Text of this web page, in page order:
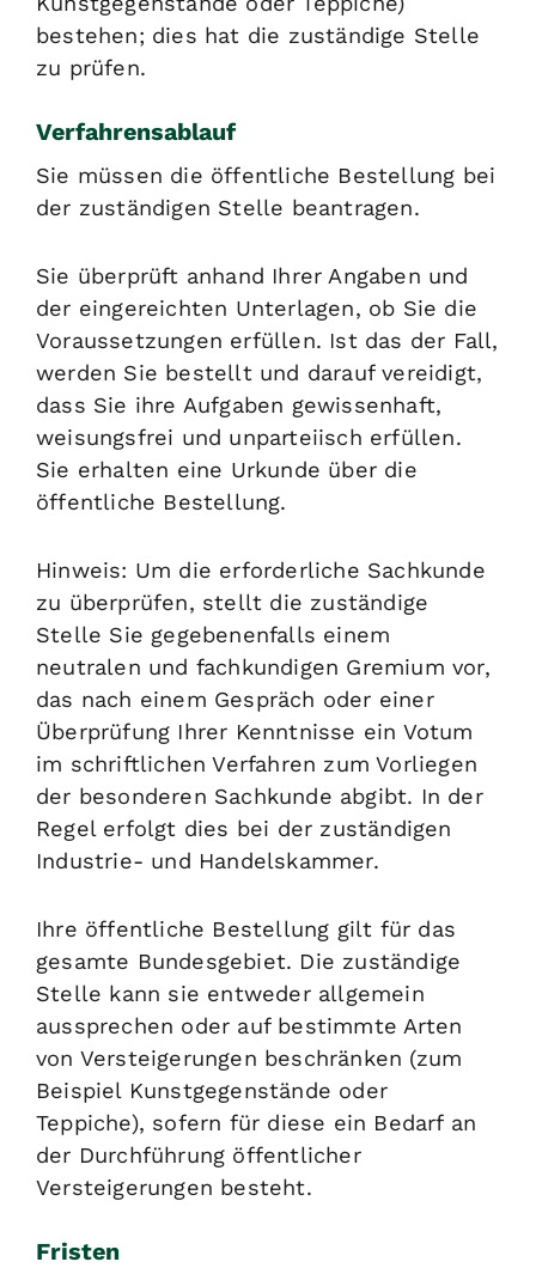
bestehen; dies hat die zuständige Stelle
zu prüfen.
Verfahrensablauf
Sie müssen die öffentliche Bestellung bei
der zuständigen Stelle beantragen.
Sie überprüft anhand Ihrer Angaben und
der eingereichten Unterlagen, ob Sie die
Voraussetzungen erfüllen. Ist das der Fall,
werden Sie bestellt und darauf vereidigt,
dass Sie ihre Aufgaben gewissenhaft,
weisungsfrei und unparteiisch erfüllen.
Sie erhalten eine Urkunde über die
öffentliche Bestellung.
Hinweis: Um die erforderliche Sachkunde
zu überprüfen, stellt die zuständige
Stelle Sie gegebenenfalls einem
neutralen und fachkundigen Gremium vor,
das nach einem Gespräch oder einer
Überprüfung Ihrer Kenntnisse ein Votum
im schriftlichen Verfahren zum Vorliegen
der besonderen Sachkunde abgibt. In der
Regel erfolgt dies bei der zuständigen
Industrie- und Handelskammer.
Ihre öffentliche Bestellung gilt für das
gesamte Bundesgebiet. Die zuständige
Stelle kann sie entweder allgemein
aussprechen oder auf bestimmte Arten
von Versteigerungen beschränken (zum
Beispiel Kunstgegenstände oder
Teppiche), sofern für diese ein Bedarf an
der Durchführung öffentlicher
Versteigerungen besteht.
Fristen